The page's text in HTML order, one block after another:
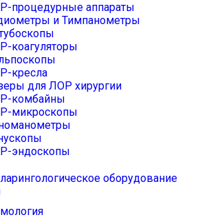
процедурные аппараты
и Тимпанометры
коагуляторы
кресла
для ЛОР хирургии
комбайны
микроскопы
эндоскопы
оборудование